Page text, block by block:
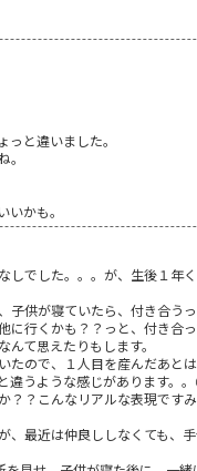
と違いました。
かも。
でした。。。が、生後１年
供が寝ていたら、付き合うっ
行くかも？？っと、付き合っ
て思えたりもします。
ので、１人目を産んだあと
違うような感じがあります。
？こんなリアルな表現です
最近は仲良ししなくても、